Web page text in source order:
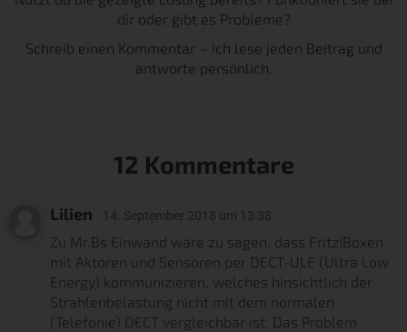
dir oder gibt es Probleme?
Schreib einen Kommentar – ich lese jeden Beitrag und
antworte persönlich.
12 Kommentare
Lilien · 14. September 2018 um 13:33
Zu Mr.Bs Einwand wäre zu sagen, dass Fritz!Boxen
mit Aktoren und Sensoren per DECT-ULE (Ultra Low
Energy) kommunizieren, welches hinsichtlich der
Strahlenbelastung nicht mit dem normalen
(Telefonie) DECT vergleichbar ist. Das Problem